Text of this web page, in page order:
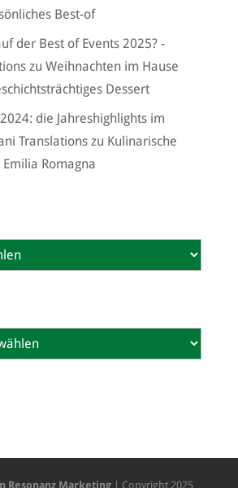
Best-of
der Best of Events 2025? -
zu Weihnachten im Hause
Dessert
die Jahreshighlights im
Translationszu Kulinarische
Romagna
Resonanz Marketing | Copyright 2025